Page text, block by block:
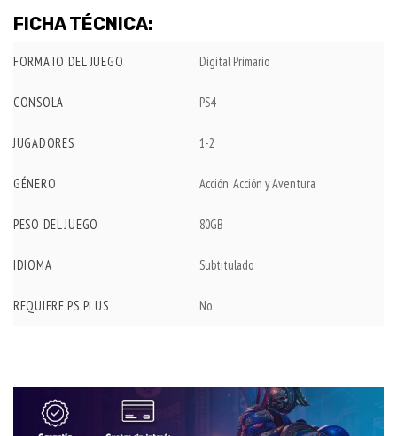
FICHA TÉCNICA:
FORMATO DEL JUEGO Digital Primario
CONSOLA PS4
JUGADORES 1-2
GÉNERO Acción, Acción y Aventura
PESO DEL JUEGO 80GB
IDIOMA Subtitulado
REQUIERE PS PLUS No